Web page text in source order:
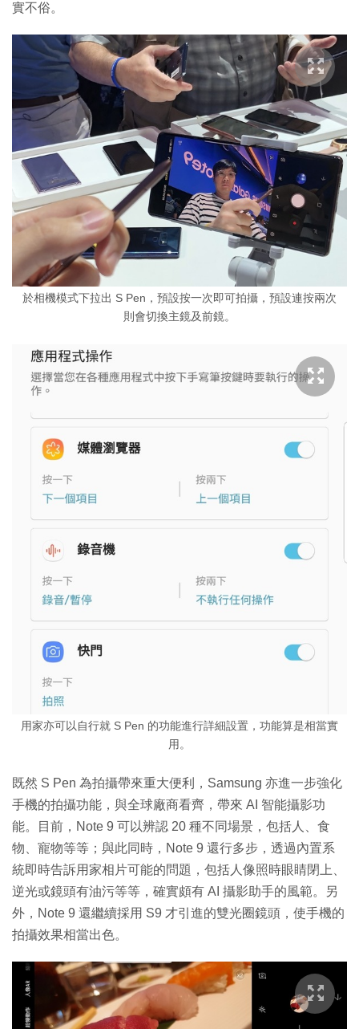
實不俗。
於相機模式下拉出 S Pen，預設按一次即可拍攝，預設連按兩次
則會切換主鏡及前鏡。
用家亦可以自行就 S Pen 的功能進行詳細設置，功能算是相當實
用。
既然 S Pen 為拍攝帶來重大便利，Samsung 亦進一步強化
手機的拍攝功能，與全球廠商看齊，帶來 AI 智能攝影功
能。目前，Note 9 可以辨認 20 種不同場景，包括人、食
物、寵物等等；與此同時，Note 9 還行多步，透過內置系
統即時告訴用家相片可能的問題，包括人像照時眼睛閉上、
逆光或鏡頭有油污等等，確實頗有 AI 攝影助手的風範。另
外，Note 9 還繼續採用 S9 才引進的雙光圈鏡頭，使手機的
拍攝效果相當出色。